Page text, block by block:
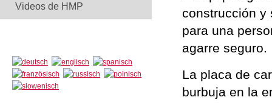
Videos de HMP
construcción y
para una
agarre seguro.
La placa de
burbuja en la